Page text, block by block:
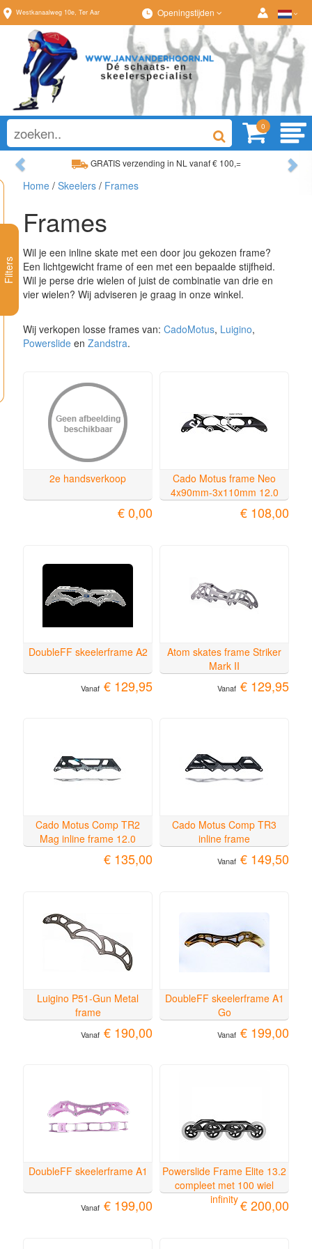
Westkanaalweg 10e, Ter Aar Openingstijden
0
GRATIS verzending in NL vanaf € 100,=
Ruim assortiment, altijd wat naar wens!
Previous
Filters
Home / Skeelers / Frames
Frames
Wil je een inline skate met een door jou gekozen frame?
Een lichtgewicht frame of een met een bepaalde stijfheid.
Wil je perse drie wielen of juist de combinatie van drie en
vier wielen? Wij adviseren je graag in onze winkel.
Wij verkopen losse frames van: CadoMotus, Luigino,
Powerslide en Zandstra.
2e handsverkoop
€ 0,00
Cado Motus frame Neo
4x90mm-3x110mm 12.0
€ 108,00
DoubleFF skeelerframe A2
Vanaf € 129,95
Atom skates frame Striker
Mark II
Vanaf € 129,95
Cado Motus Comp TR2
Mag inline frame 12.0
€ 135,00
Cado Motus Comp TR3
inline frame
Vanaf € 149,50
Luigino P51-Gun Metal
frame
Vanaf € 190,00
DoubleFF skeelerframe A1
Go
Vanaf € 199,00
DoubleFF skeelerframe A1
Vanaf € 199,00
Powerslide Frame Elite 13.2
compleet met 100 wiel
infinity€ 200,00